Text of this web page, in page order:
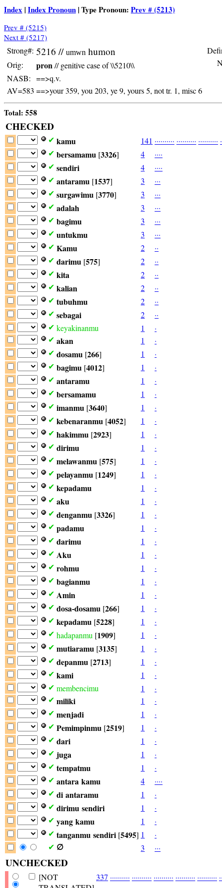
Index |Index Pronoun | Type Pronoun: Prev # (5213)
Prev # (5215)
Next # (5217)
Strong#: 5216 // umwn humon
Orig: pron// genitive case of \\5210\\
NASB: ==>q.v.
AV=583 ==>your 359, you 203, ye 9, yours 5, not tr. 1, misc 6
Total: 558
CHECKED
✔ kamu 141 ·········· ·········· ·········· ·
✔ bersamamu [3326] 4 ····
✔ sendiri 4 ····
✔ antaramu [1537] 3 ···
✔ surgawimu [3770] 3 ···
✔ adalah 3 ···
✔ bagimu 3 ···
✔ untukmu 3 ···
✔ Kamu 2 ··
✔ darimu [575] 2 ··
✔ kita 2 ··
✔ kalian 2 ··
✔ tubuhmu 2 ··
✔ sebagai 2 ··
✔ keyakinanmu 1 ·
✔ akan 1 ·
✔ dosamu [266] 1 ·
✔ bagimu [4012] 1 ·
✔ antaramu 1 ·
✔ bersamamu 1 ·
✔ imanmu [3640] 1 ·
✔ kebenaranmu [4052] 1 ·
✔ hakimmu [2923] 1 ·
✔ dirimu 1 ·
✔ melawanmu [575] 1 ·
✔ pelayanmu [1249] 1 ·
✔ kepadamu 1 ·
✔ aku 1 ·
✔ denganmu [3326] 1 ·
✔ padamu 1 ·
✔ darimu 1 ·
✔ Aku 1 ·
✔ rohmu 1 ·
✔ bagianmu 1 ·
✔ Amin 1 ·
✔ dosa-dosamu [266] 1 ·
✔ kepadamu [5228] 1 ·
✔ hadapanmu [1909] 1 ·
✔ mutiaramu [3135] 1 ·
✔ depanmu [2713] 1 ·
✔ kami 1 ·
✔ membencimu 1 ·
✔ miliki 1 ·
✔ menjadi 1 ·
✔ Pemimpinmu [2519] 1 ·
✔ dari 1 ·
✔ juga 1 ·
✔ tempatmu 1 ·
✔ antara kamu 4 ····
✔ di antaramu 1 ·
✔ dirimu sendiri 1 ·
✔ yang kamu 1 ·
✔ tanganmu sendiri [5495] 1 ·
✔ ∅ 3 ···
UNCHECKED
[NOT
337 ·········· ·········· ·········· ·········· ·········· ·